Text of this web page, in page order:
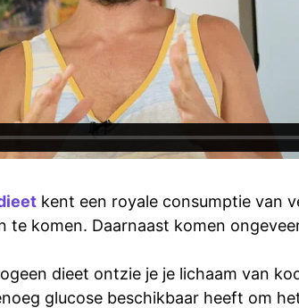
kent een royale consumptie van
te komen. Daarnaast komen
dieet ontzie je je lichaam van
glucose beschikbaar heeft om